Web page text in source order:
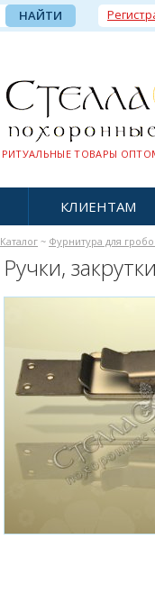
РИТУАЛЬНЫЕ ТОВАРЫ
КЛИЕНТАМ
Каталог ~ Фурнитура для
Ручки,